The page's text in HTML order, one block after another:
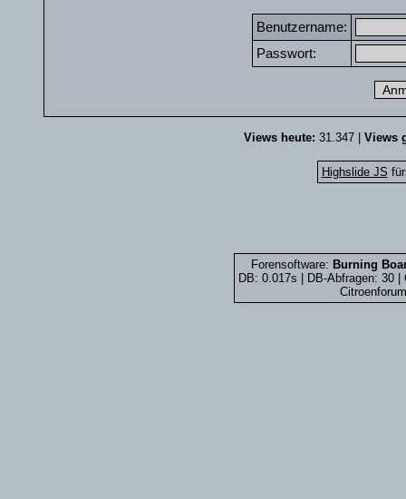
Benutzername:
Passwort:
Views heute: 31.347 | Views
Highslide JS
Forensoftware: Burning
DB: 0.017s | DB-Abfragen: 30